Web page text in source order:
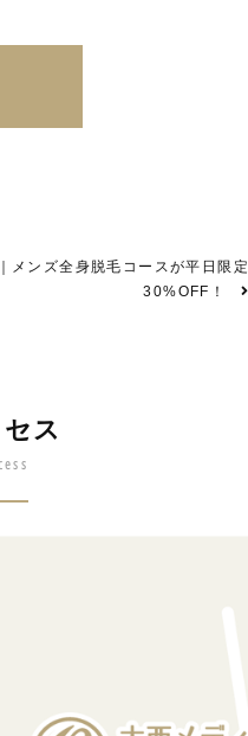
メンズ全身脱毛コースが平日限定
30%OFF！
ス